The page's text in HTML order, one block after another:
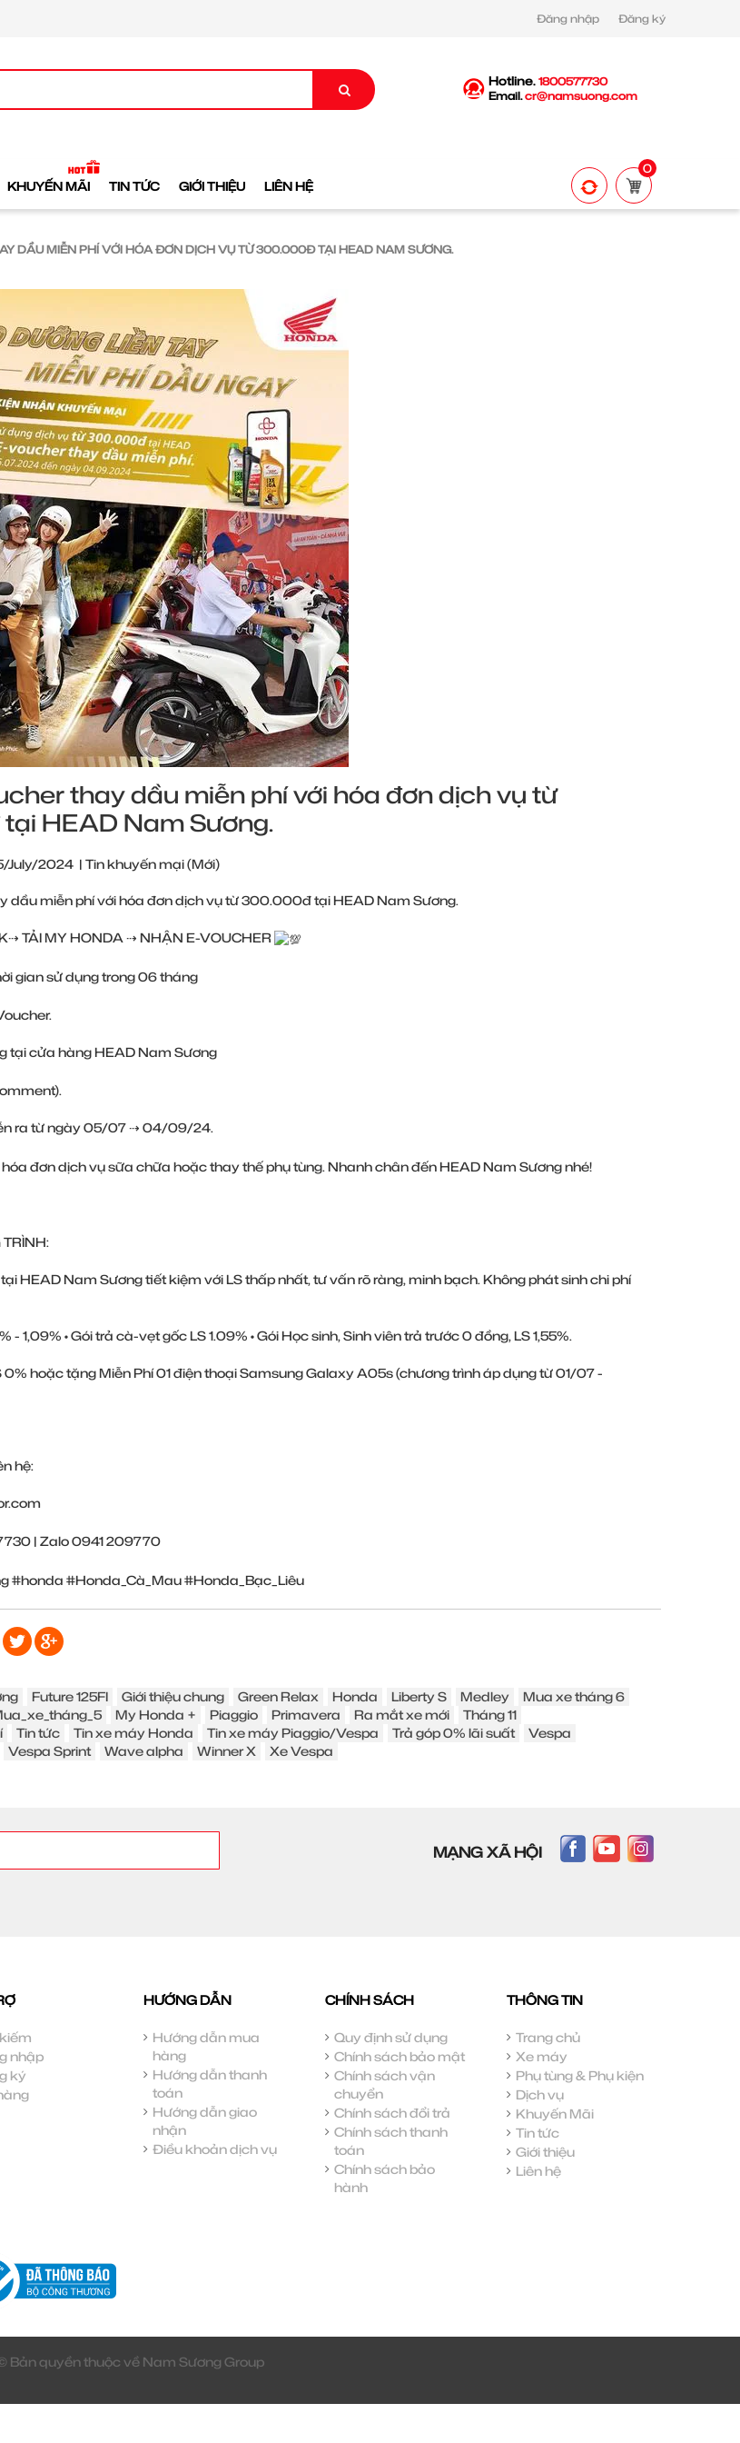
Đăng nhập Đăng ký
Hotline. 1800577730
Email.cr@namsuong.com
KHUYẾN MÃI TIN TỨC GIỚI THIỆU LIÊN HỆ
0
DẦU MIỄN PHÍ VỚI HÓA ĐƠN DỊCH VỤ TỪ 300.000Đ TẠI HEAD NAM SƯƠNG.
thay dầu miễn phí với hóa đơn dịch vụ từ
HEAD Nam Sương.
July/2024 | Tin khuyến mại (Mới)
dầu miễn phí với hóa đơn dịch vụ từ 300.000đ tại HEAD Nam Sương.
TẢI MY HONDA ⇢ NHẬN E-VOUCHER
gian sử dụng trong 06 tháng
tại cửa hàng HEAD Nam Sương
ra từ ngày 05/07 ⇢ 04/09/24.
đơn dịch vụ sữa chữa hoặc thay thế phụ tùng. Nhanh chân đến HEAD Nam Sương nhé!
HEAD Nam Sương tiết kiệm với LS thấp nhất, tư vấn rõ ràng, minh bạch. Không phát sinh chi phí
- 1,09% • Gói trả cà-vẹt gốc LS 1.09% • Gói Học sinh, Sinh viên trả trước 0 đồng, LS 1,55%.
0% hoặc tặng Miễn Phí 01 điện thoại Samsung Galaxy A05s (chương trình áp dụng từ 01/07 -
hệ:
| Zalo 0941 209770
#honda #Honda_Cà_Mau#Honda_Bạc_Liêu
Future 125FI Giới thiệu chung Green Relax Honda Liberty S Medley
Mua xe tháng 6
My Honda + Piaggio Primavera Ra mắt xe mới
Tháng 11
Tin tức Tin xe máy Honda Tin xe máy Piaggio/Vespa Trả góp 0% lãi suất
Vespa
Vespa Sprint Wave alpha Winner X Xe Vespa
MẠNG XÃ HỘI
nhập
ký
HƯỚNG DẪN
Hướng dẫn mua
hàng
Hướng dẫn thanh
toán
Hướng dẫn giao
nhận
Điều khoản dịch vụ
CHÍNH SÁCH
Quy định sử dụng
Chính sách bảo mật
Chính sách vận
chuyển
Chính sách đổi trả
Chính sách thanh
toán
Chính sách bảo
hành
THÔNG TIN
Trang chủ
Xe máy
Phụ tùng & Phụ kiện
Dịch vụ
Khuyến Mãi
Tin tức
Giới thiệu
Liên hệ
Bản quyền thuộc về Nam Sương Group